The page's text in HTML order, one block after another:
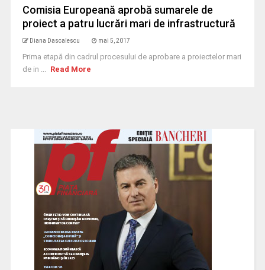
Comisia Europeană aprobă sumarele de
proiect a patru lucrări mari de infrastructură
Diana Dascalescu mai 5, 2017
Prima etapă din cadrul procesului de aprobare a proiectelor mari
de in ... Read More